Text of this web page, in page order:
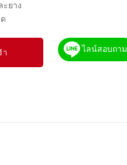
ยาง
า ไลน์สอบถาม